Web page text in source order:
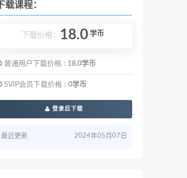
下载课程：
下载价格： 18.0 学币
普通用户下载价格 : 18.0学币
SVIP会员下载价格 : 0学币
登录后下载
最近更新 2024年05月07日